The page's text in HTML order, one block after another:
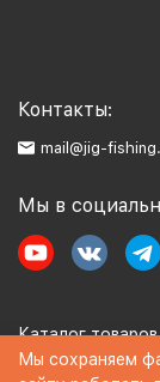
Контакты:
mail@jig-
Мы в
Каталог товаров
Мы сохраняем